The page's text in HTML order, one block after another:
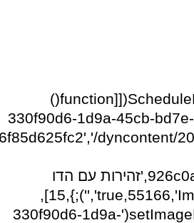
$(function(){ScheduleRotate([[function()
{setImageBanner('330f90d6-1d9a-45cb-bd7e-
dyncontent/
926c0aeacf6b.jpg',20561,'זהירות עם הדו
גלגלי',300,100,true,55166,'Image','');},15],
[function() {setImageBanner('330f90d6-1d9a-